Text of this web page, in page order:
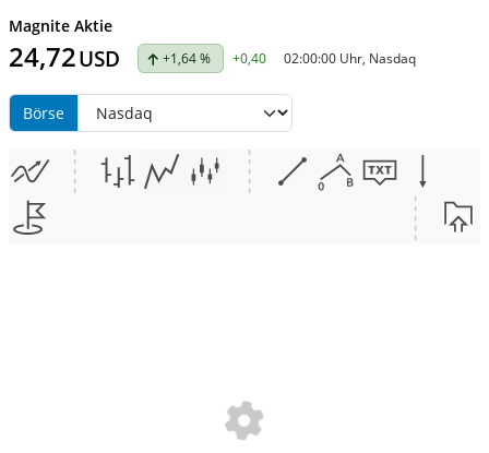
Magnite Aktie
24,72USD +1,64 % +0,40 02:00:00 Uhr, Nasdaq
Börse